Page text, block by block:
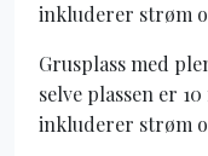
inkluderer strøm
Grusplass med
selve plassen er
inkluderer strøm